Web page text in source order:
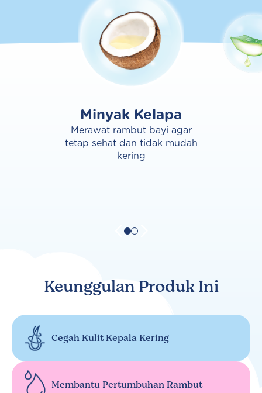
Minyak Kelapa
Merawat rambut bayi agar
tetap sehat dan tidak mudah
kering
Keunggulan Produk Ini
Cegah Kulit Kepala Kering
Membantu Pertumbuhan Rambut